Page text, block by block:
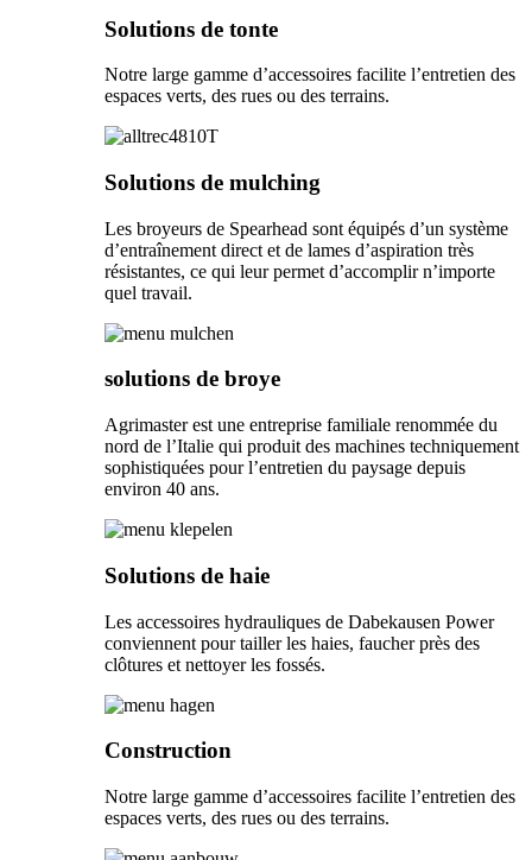
Solutions de tonte
Notre large gamme d’accessoires facilite l’entretien des
espaces verts, des rues ou des terrains.
Solutions de mulching
Les broyeurs de Spearhead sont équipés d’un système
d’entraînement direct et de lames d’aspiration très
résistantes, ce qui leur permet d’accomplir n’importe
quel travail.
solutions de broye
Agrimaster est une entreprise familiale renommée du
nord de l’Italie qui produit des machines techniquement
sophistiquées pour l’entretien du paysage depuis
environ 40 ans.
Solutions de haie
Les accessoires hydrauliques de Dabekausen Power
conviennent pour tailler les haies, faucher près des
clôtures et nettoyer les fossés.
Construction
Notre large gamme d’accessoires facilite l’entretien des
espaces verts, des rues ou des terrains.